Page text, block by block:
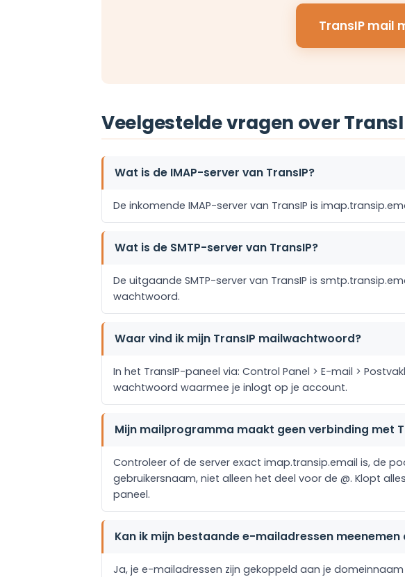
TransIP mail
Veelgestelde vragen over
Wat is de IMAP-server van TransIP?
De inkomende IMAP-server van TransIP is
Wat is de SMTP-server van TransIP?
De uitgaande SMTP-server van TransIP is
wachtwoord.
Waar vind ik mijn TransIP mailwachtwoord?
In het TransIP-paneel via: Control Panel > E-mail >
wachtwoord waarmee je inlogt op je account.
Mijn mailprogramma maakt geen verbinding met
Controleer of de server exact imap.transip.email is, de
gebruikersnaam, niet alleen het deel voor de @. Klopt
paneel.
Kan ik mijn bestaande e-mailadressen meenemen
Ja, je e-mailadressen zijn gekoppeld aan je